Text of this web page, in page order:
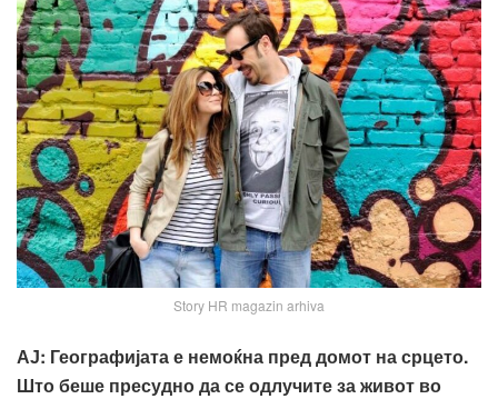
Story HR magazin arhiva
АЈ: Географијата е немоќна пред домот на срцето.
Што беше пресудно да се одлучите за живот во